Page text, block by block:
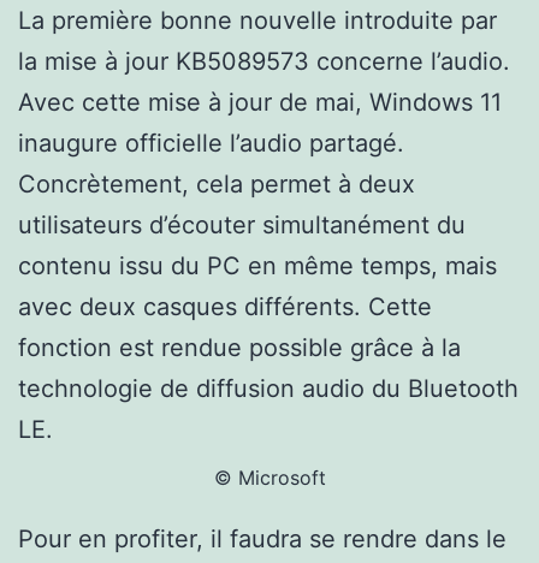
La première bonne nouvelle introduite par
la mise à jour KB5089573 concerne l’audio.
Avec cette mise à jour de mai, Windows 11
inaugure officielle l’audio partagé.
Concrètement, cela permet à deux
utilisateurs d’écouter simultanément du
contenu issu du PC en même temps, mais
avec deux casques différents. Cette
fonction est rendue possible grâce à la
technologie de diffusion audio du Bluetooth
LE.
© Microsoft
Pour en profiter, il faudra se rendre dans le